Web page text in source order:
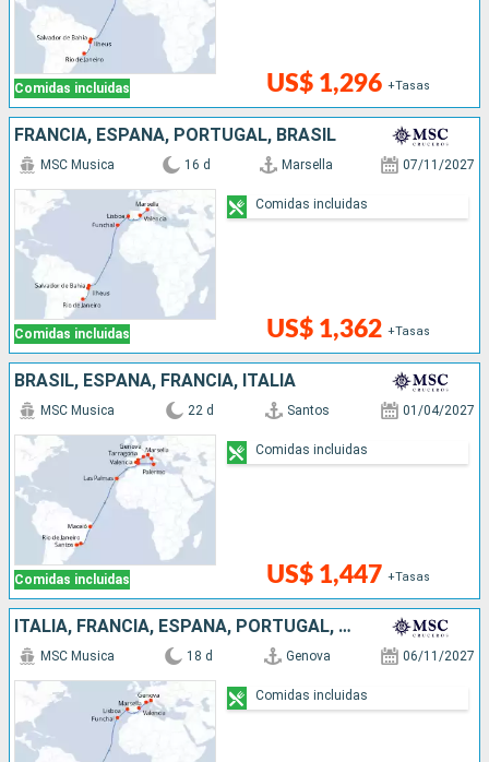
Comidas incluidas US$ 1,296 +Tasas
FRANCIA, ESPAÑA, PORTUGAL, BRASIL
Comidas incluidas
MSC Musica 16 d Marsella 07/11/2027
US$ 1,362 +Tasas
Comidas incluidas
BRASIL, ESPAÑA, FRANCIA, ITALIA
Comidas incluidas
MSC Musica 22 d Santos 01/04/2027
US$ 1,447 +Tasas
Comidas incluidas
ITALIA, FRANCIA, ESPAÑA, PORTUGAL, BRASIL
MSC Musica 18 d Genova 06/11/2027
Comidas incluidas